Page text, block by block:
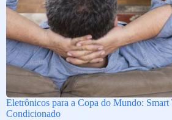
Eletrônicos para a Copa do Mundo:
Condicionado